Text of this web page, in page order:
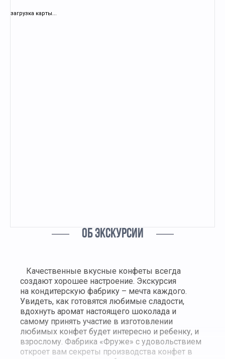
загрузка карты...
ОБ ЭКСКУРСИИ
Качественные вкусные конфеты всегда
создают хорошее настроение. Экскурсия
на кондитерскую фабрику – мечта каждого.
Увидеть, как готовятся любимые сладости,
вдохнуть аромат настоящего шоколада и
самому принять участие в изготовлении
любимых конфет будет интересно и ребенку, и
взрослому. Фабрика «Фруже» с удовольствием
откроет вам секреты производства конфет в